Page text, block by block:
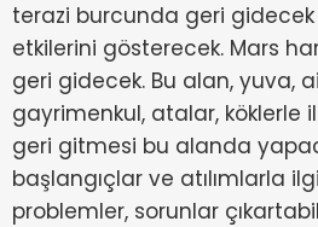
terazi burcunda geri
etkilerini gösterecek. Mars
geri gidecek. Bu alan, yuva,
gayrimenkul, atalar, köklerle
geri gitmesi bu alanda
başlangıçlar ve atılımlarla
problemler, sorunlar